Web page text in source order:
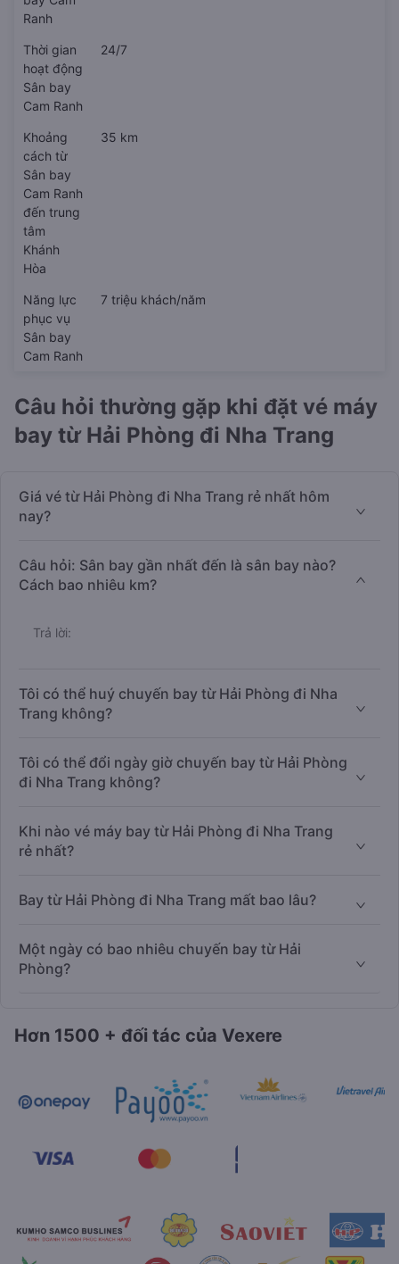
Ranh
Thời gian
hoạt động
Sân bay
Cam Ranh
24/7
Khoảng
cách từ
Sân bay
Cam Ranh
đến trung
tâm
Khánh
Hòa
35 km
Năng lực
phục vụ
Sân bay
Cam Ranh
7 triệu khách/năm
Câu hỏi thường gặp khi đặt vé máy
bay từ Hải Phòng đi Nha Trang
Giá vé từ Hải Phòng đi Nha Trang rẻ nhất hôm
nay?
Câu hỏi: Sân bay gần nhất đến là sân bay nào?
Cách bao nhiêu km?
Trả lời:
Tôi có thể huý chuyến bay từ Hải Phòng đi Nha
Trang không?
Tôi có thể đổi ngày giờ chuyến bay từ Hải Phòng
đi Nha Trang không?
Khi nào vé máy bay từ Hải Phòng đi Nha Trang
rẻ nhất?
Bay từ Hải Phòng đi Nha Trang mất bao lâu?
Một ngày có bao nhiêu chuyến bay từ Hải
Phòng?
Hơn 1500 + đối tác của Vexere